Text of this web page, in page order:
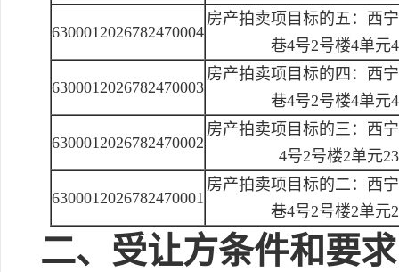
6300012026782470004
房产拍卖项目标的五：西
巷4号2号楼4单元
6300012026782470003
房产拍卖项目标的四：西
巷4号2号楼4单元
6300012026782470002
房产拍卖项目标的三：西
4号2号楼2单元
6300012026782470001
房产拍卖项目标的二：西
巷4号2号楼2单元
二、受让方条件和要